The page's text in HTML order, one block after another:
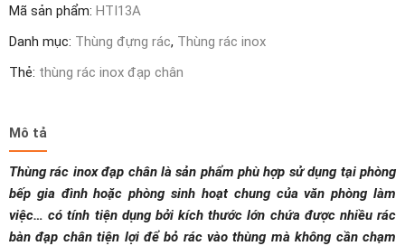
5L
-
số
Mã sản phẩm: HTI13A
Danh mục: Thùng đựng rác, Thùng rác inox
Thẻ: thùng rác inox đạp chân
Mô tả
Thùng rác inox đạp chân là sản phẩm phù hợp sử dụng tại phòng
bếp gia đình hoặc phòng sinh hoạt chung của văn phòng làm
việc… có tính tiện dụng bởi kích thước lớn chứa được nhiều rác
bàn đạp chân tiện lợi để bỏ rác vào thùng mà không cần chạm